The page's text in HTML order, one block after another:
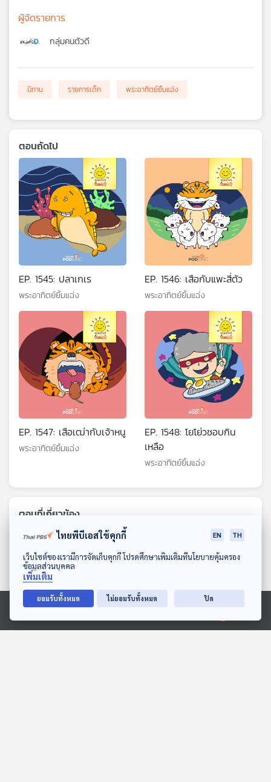
ดาวน์โหลด Thai PBS Podcast Application
Ⓒ 2020 องค์การกระจายเสียงและแพร่ภาพสาธารณะแห่งประเทศไทย
ผู้จัดรายการ
กลุ่มคนตัวดี
นิทาน รายการเด็ก พระอาทิตย์ยิ้มแฉ่ง
ตอนถัดไป
EP. 1545: ปลาเกเร
พระอาทิตย์ยิ้มแฉ่ง
EP. 1546: เสือกับแพะสี่ตัว
พระอาทิตย์ยิ้มแฉ่ง
EP. 1547: เสือเฒ่ากับเจ้าหนู
พระอาทิตย์ยิ้มแฉ่ง
EP. 1548: โยโย่วชอบกิน
เหลือ
พระอาทิตย์ยิ้มแฉ่ง
ตอนที่เกี่ยวข้อง
ไทยพีบีเอสใช้คุกกี้ EN TH
เว็บไซต์ของเรามีการจัดเก็บคุกกี้ โปรดศึกษาเพิ่มเติมที่นโยบายคุ้มครอง
ข้อมูลส่วนบุคคล
เพิ่มเติม
ยอมรับทั้งหมด ไม่ยอมรับทั้งหมด ปิด